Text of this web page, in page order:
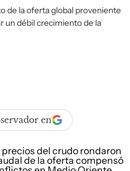
de la oferta global proveniente
un débil crecimiento de la
en